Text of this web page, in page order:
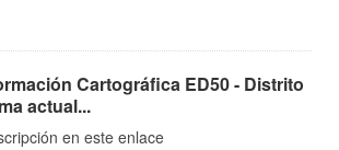
Cartográfica ED50 - Distrito
actual...
en este enlace